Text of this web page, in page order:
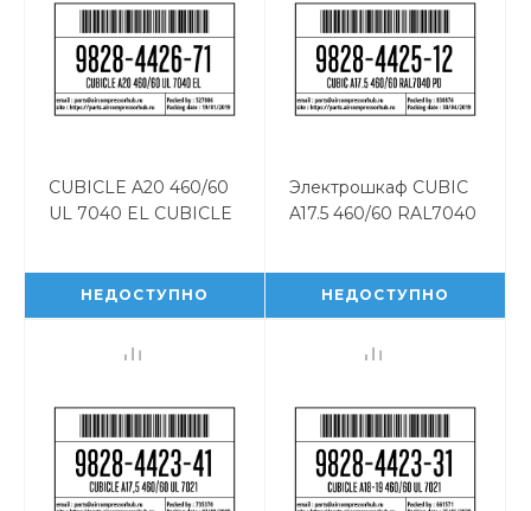
CUBICLE A20 460/60
UL 7040 EL CUBICLE
НЕДОСТУПНО
Электрошкаф CUBIC
A17.5 460/60 RAL7040
НЕДОСТУПНО